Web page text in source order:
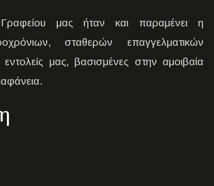
μας ήταν και παραμένει η
σταθερών επαγγελματικών
μας, βασισμένες στην αμοιβαία